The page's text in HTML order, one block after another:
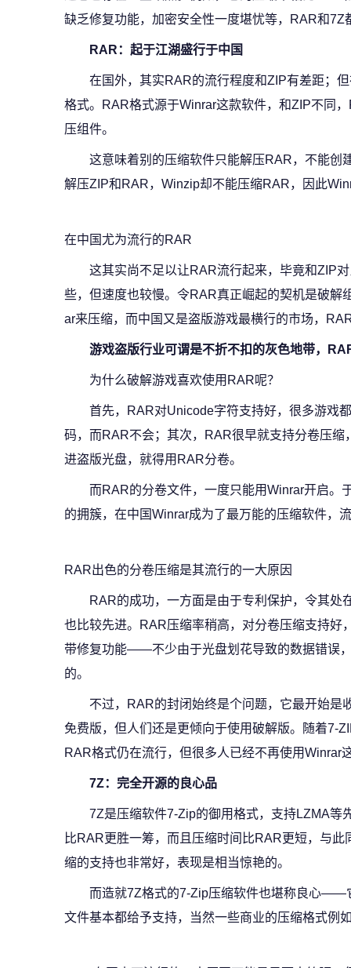
缺乏修复功能，加密安全性一度堪忧等，RAR和7Z
RAR：起于江湖盛行于中国
在国外，其实RAR的流行程度和ZIP有差距；
格式。RAR格式源于Winrar这款软件，和ZIP不同
压组件。
这意味着别的压缩软件只能解压RAR，不能创
解压ZIP和RAR，Winzip却不能压缩RAR，因此
在中国尤为流行的RAR
这其实尚不足以让RAR流行起来，毕竟和ZIP
些，但速度也较慢。令RAR真正崛起的契机是破
ar来压缩，而中国又是盗版游戏最横行的市场，
游戏盗版行业可谓是不折不扣的灰色地带，
为什么破解游戏喜欢使用RAR呢？
首先，RAR对Unicode字符支持好，很多游戏
码，而RAR不会；其次，RAR很早就支持分卷压
进盗版光盘，就得用RAR分卷。
而RAR的分卷文件，一度只能用Winrar开启。
的拥簇，在中国Winrar成为了最万能的压缩软件，
RAR出色的分卷压缩是其流行的一大原因
RAR的成功，一方面是由于专利保护，令其处
也比较先进。RAR压缩率稍高，对分卷压缩支持好
带修复功能——不少由于光盘划花导致的数据错误
的。
不过，RAR的封闭始终是个问题，它最开始是
免费版，但人们还是更倾向于使用破解版。随着7-
RAR格式仍在流行，但很多人已经不再使用Winrar
7Z：完全开源的良心品
7Z是压缩软件7-Zip的御用格式，支持LZMA等
比RAR更胜一筹，而且压缩时间比RAR更短，与
缩的支持也非常好，表现是相当惊艳的。
而造就7Z格式的7-Zip压缩软件也堪称良心——
文件基本都给予支持，当然一些商业的压缩格式例